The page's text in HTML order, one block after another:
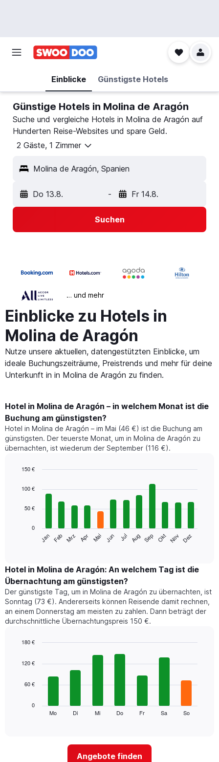
Einblicke Günstigste Hotels
Günstige Hotels in Molina de Aragón
Suche und vergleiche Hotels in Molina de Aragón auf
Hunderten Reise-Websites und spare Geld.
2 Gäste, 1 Zimmer
Molina de Aragón, Spanien
Do 13.8. - Fr 14.8.
Suchen
… und mehr
Einblicke zu Hotels in
Molina de Aragón
Nutze unsere aktuellen, datengestützten Einblicke, um
ideale Buchungszeiträume, Preistrends und mehr für deine
Unterkunft in in Molina de Aragón zu finden.
Hotel in Molina de Aragón – in welchem Monat ist die
Buchung am günstigsten?
Hotel in Molina de Aragón – im Mai (46 €) ist die Buchung am
günstigsten. Der teuerste Monat, um in Molina de Aragón zu
übernachten, ist wiederum der September (116 €).
chart
bars.
folgende
den
durchschnittlichen
Zimmerpreis
im
jeweiligen
Monat
an.
Diagramm
die
Monate
graphic.
Jan Feb Mrz Apr Mai Jun Jul Aug Sep Okt Nov Dez
0
50 €
100 €
150 €
Hotel in Molina de Aragón: An welchem Tag ist die
Übernachtung am günstigsten?
Der günstigste Tag, um in Molina de Aragón zu übernachten, ist
Sonntag (73 €). Andererseits können Reisende damit rechnen,
an einem Donnerstag am meisten zu zahlen. Dann beträgt der
durchschnittliche Übernachtungspreis 150 €.
chart
bars.
durchschnittlichen
Mo Di Mi Do Fr Sa So
0
60 €
120 €
180 €
Angebote finden